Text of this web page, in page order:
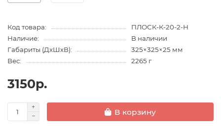
Код товара:
ПЛОСК-К-20-2-Н
Наличие:
В наличии
Габариты (ДхШхВ):
325×325×25 мм
Вес:
2265 г
3150р.
В корзину